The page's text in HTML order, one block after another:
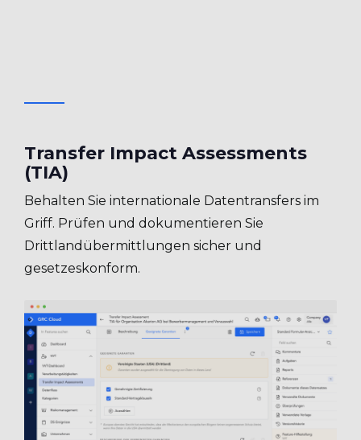
Transfer Impact Assessments
(TIA)
Behalten Sie internationale Datentransfers im
Griff. Prüfen und dokumentieren Sie
Drittlandübermittlungen sicher und
gesetzeskonform.